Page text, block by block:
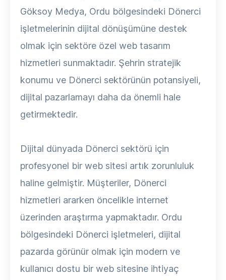
Göksoy Medya, Ordu bölgesindeki Dönerci
işletmelerinin dijital dönüşümüne destek
olmak için sektöre özel web tasarım
hizmetleri sunmaktadır. Şehrin stratejik
konumu ve Dönerci sektörünün potansiyeli,
dijital pazarlamayı daha da önemli hale
getirmektedir.
Dijital dünyada Dönerci sektörü için
profesyonel bir web sitesi artık zorunluluk
haline gelmiştir. Müşteriler, Dönerci
hizmetleri ararken öncelikle internet
üzerinden araştırma yapmaktadır. Ordu
bölgesindeki Dönerci işletmeleri, dijital
pazarda görünür olmak için modern ve
kullanıcı dostu bir web sitesine ihtiyaç